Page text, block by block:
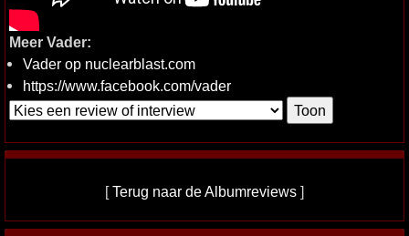
Meer Vader:
Vader op nuclearblast.com
https://www.facebook.com/vader
[Terug naar de Albumreviews ]